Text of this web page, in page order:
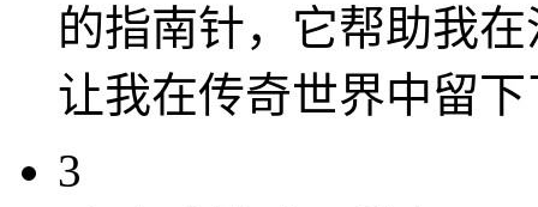
的指南针，它帮助我
让我在传奇世界中留
3